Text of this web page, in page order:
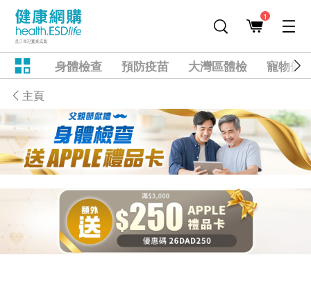
1
身體檢查 預防疫苗 大灣區體檢 寵物健
主頁